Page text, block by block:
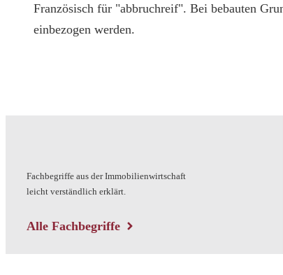
Französisch für "abbruchreif". Bei bebauten
einbezogen werden.
Fachbegriffe aus der Immobilienwirtschaft
leicht verständlich erklärt.
Alle Fachbegriffe